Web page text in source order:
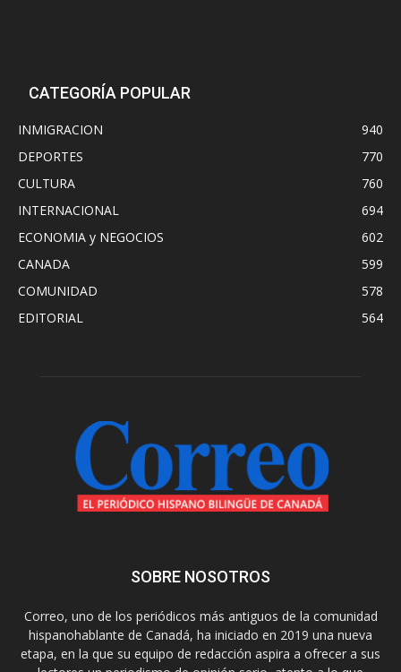
CATEGORÍA POPULAR
INMIGRACION
940
DEPORTES
770
CULTURA
760
INTERNACIONAL
694
ECONOMIA y NEGOCIOS
602
CANADA
599
COMUNIDAD
578
EDITORIAL
564
SOBRE NOSOTROS
Correo, uno de los periódicos más antiguos de la comunidad
hispanohablante de Canadá, ha iniciado en 2019 una nueva
etapa, en la que su equipo de redacción aspira a ofrecer a sus